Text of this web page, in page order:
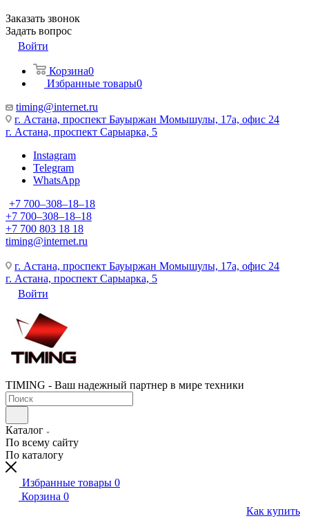
Заказать звонок
Задать вопрос
Войти
Корзина0
Избранные товары0
timing@internet.ru
г. Астана, проспект Бауыржан Момышулы, 17а, офис 24
г. Астана, проспект Сарыарка, 5
Instagram
Telegram
WhatsApp
+7 700‒308‒18‒18
+7 700‒308‒18‒18
+7 700 803 18 18
timing@internet.ru
г. Астана, проспект Бауыржан Момышулы, 17а, офис 24
г. Астана, проспект Сарыарка, 5
Войти
TIMING - Ваш надежный партнер в мире техники
Каталог
По всему сайту
По каталогу
Избранные товары 0
Корзина 0
Как купить